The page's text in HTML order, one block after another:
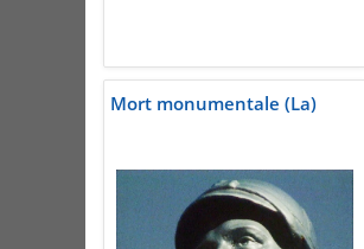
Mort monumentale (La)